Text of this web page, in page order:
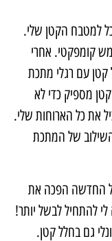
למטבח הקטן שלי.
קומפקטי. אחרי
קטן עם רגלי מתכת
מספיק כדי לא
את כל הארוחות שלי.
של המתכת
החדשה הפכה את
להתחיל לבשל יותר!
גם בחלל קטן.